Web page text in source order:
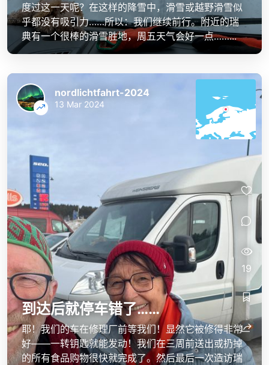
度过这一天呢？在这样的降雪中，滑雪或越野滑雪似
乎都没有吸引力……所以：我们继续前行。附近的瑞
典有一个很棒的滑雪胜地，周五天气会好一点……...
到达后就停车错了……
耶！我们的车在修理厂前等我们！显然它被修得非常
好——一转钥匙就能发动！我们在三周前送出或扔掉
的所有食品购物很快就完成了。然后最后一次造访瑞
nordlichtfahrt-2024
13 Mar 2024
19